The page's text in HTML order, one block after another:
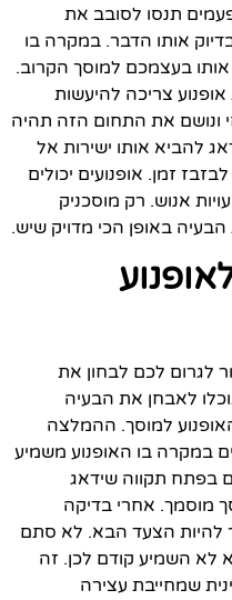
תנסו לסובב את
אותו הדבר. במקרה בו
בעצמכם למוסך הקרוב.
צריכה להיעשות
ונושם את התחום הזה תהיה
להביא אותו ישירות אל
זמן. אופנועים יכולים
אנוש. רק מוסכניק
באופן הכי מדויק שיש.
לגרום לכם לבחון את
לאבחן את הבעיה
למוסך. ההמלצה
במקרה בו האופנוע משמיע
בפתח תקווה שידאג
מוסמך. אחרי בדיקה
להיות הצעד הבא. לא סתם
לא השמיע קודם לכן. זה
שמחייבת עצירה